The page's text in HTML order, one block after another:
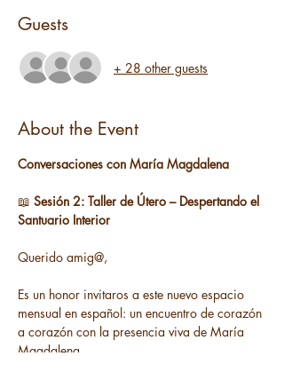
Guests
+ 28 other guests
About the Event
Conversaciones con María Magdalena
📖 Sesión 2: Taller de Útero – Despertando el
Santuario Interior
Querido amig@,
Es un honor invitaros a este nuevo espacio
mensual en español: un encuentro de corazón
a corazón con la presencia viva de María
Magdalena.